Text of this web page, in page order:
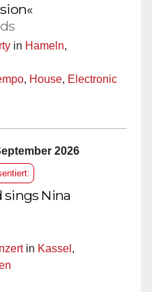
in Hameln,
, House, Electronic
2026
sings Nina
in Kassel ,